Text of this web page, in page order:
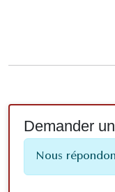
Demander
Nous